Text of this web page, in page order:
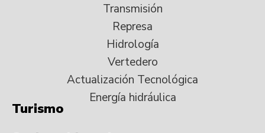
Transmisión
Represa
Hidrología
Vertedero
Actualización Tecnológica
Energía hidráulica
Turismo